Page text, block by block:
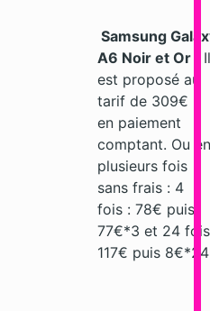
Samsung
A6 Noir et Or : Il
est proposé au
tarif de 309€
en paiement
comptant. Ou en
plusieurs fois
sans frais : 4
fois : 78€ puis
77€*3 et 24
117€ puis 8€*24